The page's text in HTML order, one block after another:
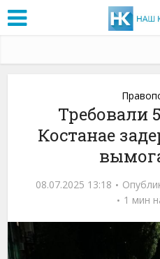
Требовали
Костанае
08.07.2025 13:18
1 мин